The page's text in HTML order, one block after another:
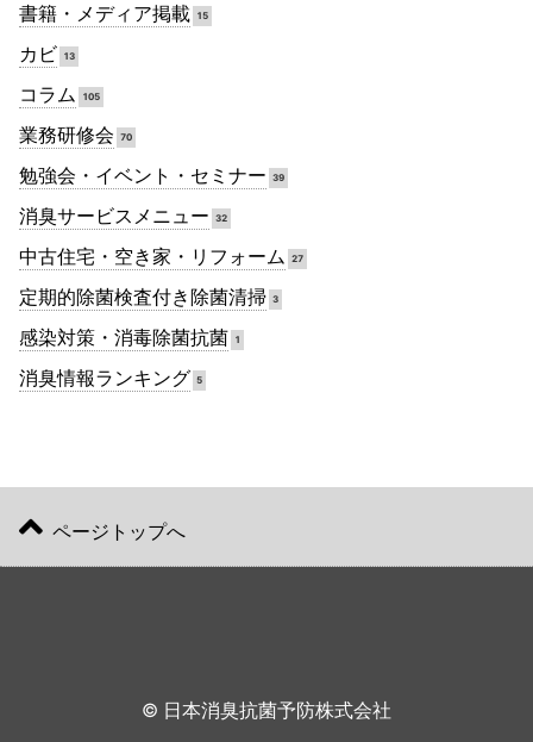
書籍・メディア掲載 15
カビ 13
コラム 105
業務研修会 70
勉強会・イベント・セミナー 39
消臭サービスメニュー 32
中古住宅・空き家・リフォーム 27
定期的除菌検査付き除菌清掃 3
感染対策・消毒除菌抗菌 1
消臭情報ランキング 5
ページトップへ
© 日本消臭抗菌予防株式会社